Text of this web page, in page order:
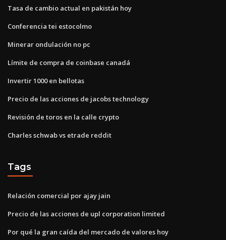
Tasa de cambio actual en pakistán hoy
Conferencia tei estocolmo
Minerar ondulación no pc
Límite de compra de coinbase canadá
Invertir 1000 en bellotas
Precio de las acciones de jacobs technology
Revisión de toros en la calle crypto
Charles schwab vs etrade reddit
Tags
Relación comercial por ajay jain
Precio de las acciones de upl corporation limited
Por qué la gran caída del mercado de valores hoy